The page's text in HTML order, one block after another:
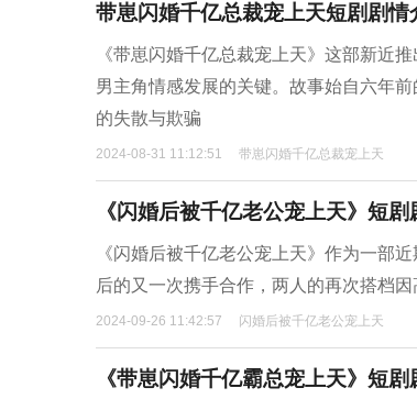
带崽闪婚千亿总裁宠上天短剧剧情
《带崽闪婚千亿总裁宠上天》这部新近
男主角情感发展的关键。故事始自六年
的失散与欺骗
2024-08-31 11:12:51 带崽闪婚千亿总裁宠上天
《闪婚后被千亿老公宠上天》短
《闪婚后被千亿老公宠上天》作为一部
后的又一次携手合作，两人的再次搭档
2024-09-26 11:42:57 闪婚后被千亿老公宠上天
《带崽闪婚千亿霸总宠上天》短